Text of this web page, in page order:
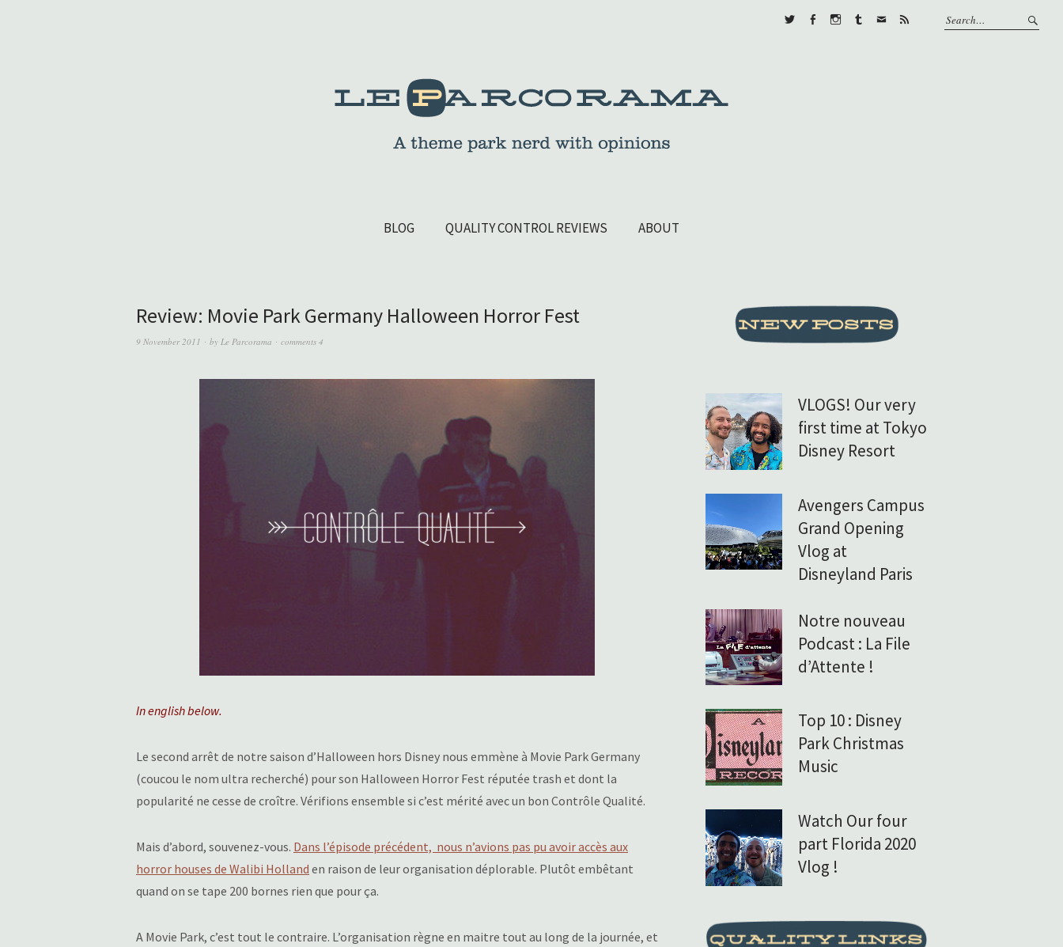
BLOG QUALITY CONTROL REVIEWS ABOUT
Review: Movie Park Germany Halloween Horror Fest
9 November 2011 by Le Parcorama comments 4
In english below.
Le second arrêt de notre saison d’Halloween hors Disney nous emmène à Movie Park Germany
(coucou le nom ultra recherché) pour son Halloween Horror Fest réputée trash et dont la
popularité ne cesse de croître. Vérifions ensemble si c’est mérité avec un bon Contrôle Qualité.
Mais d’abord, souvenez-vous. Dans l’épisode précédent, nous n’avions pas pu avoir accès aux
horror houses de Walibi Holland en raison de leur organisation déplorable. Plutôt embêtant
quand on se tape 200 bornes rien que pour ça.
A Movie Park, c’est tout le contraire. L’organisation règne en maitre tout au long de la journée, et
VLOGS! Our very
first time at Tokyo
Disney Resort
Avengers Campus
Grand Opening
Vlog at
Disneyland Paris
Notre nouveau
Podcast : La File
d’Attente !
Top 10 : Disney
Park Christmas
Music
Watch Our four
part Florida 2020
Vlog !